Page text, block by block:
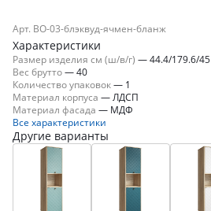
Арт. ВО-03-блэквуд-ячмен-бланж
Характеристики
Размер изделия см (ш/в/г) —44.4/179.6/45
Вес брутто—40
Количество упаковок— 1
Материал корпуса — ЛДСП
Материал фасада — МДФ
Все характеристики
Другие варианты